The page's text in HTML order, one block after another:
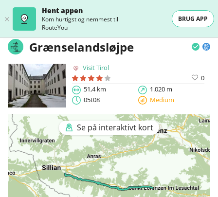
Hent appen
Kom hurtigst og nemmest til
RouteYou
BRUG APP
Grænselandsløjpe
Visit Tirol
0
51,4 km
1.020 m
05t08
Medium
Se på interaktivt kort